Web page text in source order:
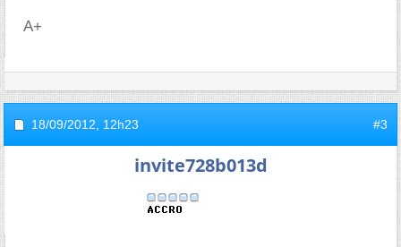
A+
18/09/2012, 12h23 #3
invite728b013d